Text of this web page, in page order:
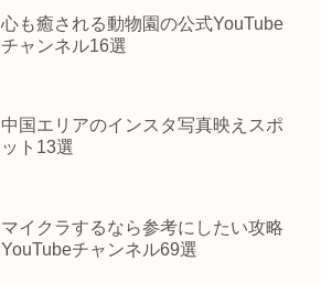
心も癒される動物園の公式YouTube
チャンネル16選
中国エリアのインスタ写真映えスポ
ット13選
マイクラするなら参考にしたい攻略
YouTubeチャンネル69選